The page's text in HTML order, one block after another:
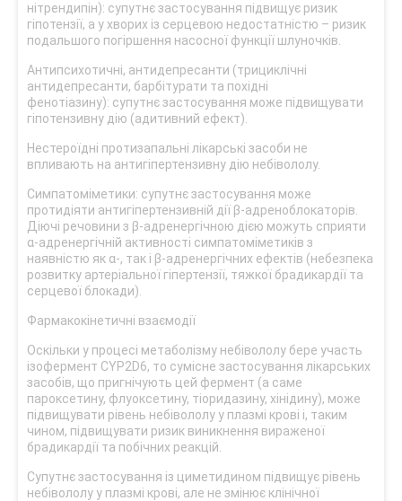
нітрендипін): супутнє застосування підвищує ризик
гіпотензії, а у хворих із серцевою недостатністю – ризик
подальшого погіршення насосної функції шлуночків.
Антипсихотичні, антидепресанти (трициклічні
антидепресанти, барбітурати та похідні
фенотіазину): супутнє застосування може підвищувати
гіпотензивну дію (адитивний ефект).
Нестероїдні протизапальні лікарські засоби не
впливають на антигіпертензивну дію небівололу.
Симпатоміметики: супутнє застосування може
протидіяти антигіпертензивній дії β-адреноблокаторів.
Діючі речовини з β-адренергічною дією можуть сприяти
α-адренергічній активності симпатоміметиків з
наявністю як α-, так і β-адренергічних ефектів (небезпека
розвитку артеріальної гіпертензії, тяжкої брадикардії та
серцевої блокади).
Фармакокінетичні взаємодії
Оскільки у процесі метаболізму небівололу бере участь
ізофермент CYP2D6, то сумісне застосування лікарських
засобів, що пригнічують цей фермент (а саме
пароксетину, флуоксетину, тіоридазину, хінідину), може
підвищувати рівень небівололу у плазмі крові і, таким
чином, підвищувати ризик виникнення вираженої
брадикардії та побічних реакцій.
Супутнє застосування із циметидином підвищує рівень
небівололу у плазмі крові, але не змінює клінічної